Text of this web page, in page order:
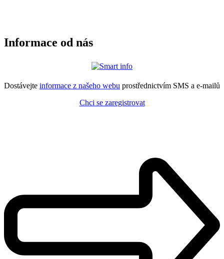
Informace od nás
Dostávejte informace z našeho webu prostřednictvím SMS a e-mailů
Chci se zaregistrovat